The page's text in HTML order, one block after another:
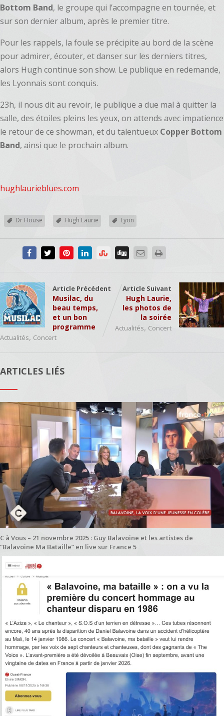
Bottom Band, le groupe qui l’accompagne en tournée, et
sur son dernier album, après le premier titre.
Pour les rappels, la foule se précipite au bord de la scène
pour admirer, écouter, et danser sur les derniers titres,
alors Hugh continue son show. Le publique en redemande,
les Lyonnais sont conquis.
23h, il nous dit au revoir, le publique a due mal à quitter la
salle, des étoiles pleins les yeux, on attends avec impatience
le retour de ce showman, et du talentueux Copper Bottom
Band, ainsi que le prochain album.
hughlaurieblues.com
Dr House Hugh Laurie Lyon
Article Précédent
Musilac, du
beau temps,
et un bon
programme
Actualités, Concert
Article Suivant
Hugh Laurie,
les photos de
la soirée
Actualités, Concert
ARTICLES LIÉS
C à Vous – 21 novembre 2025 : Guy Balavoine et les artistes de
“Balavoine Ma Bataille” en live sur France 5